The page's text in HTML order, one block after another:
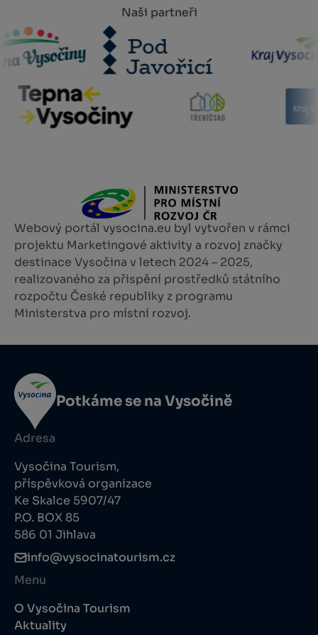
Naši partneři
Webový portál vysocina.eu byl vytvořen v rámci
projektu Marketingové aktivity a rozvoj značky
destinace Vysočina v letech 2024 – 2025,
realizovaného za přispění prostředků státního
rozpočtu České republiky z programu
Ministerstva pro místní rozvoj.
Potkáme se na Vysočině
Adresa
Vysočina Tourism,
příspěvková organizace
Ke Skalce 5907/47
P.O. BOX 85
586 01 Jihlava
info@vysocinatourism.cz
Menu
O Vysočina Tourism
Aktuality